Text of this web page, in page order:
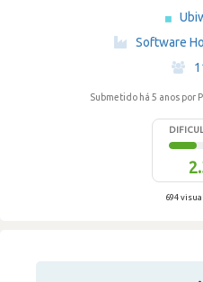
Software
·
Submetido há 5 anos por
694